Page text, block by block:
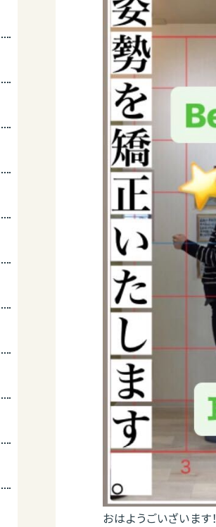
おはようごいざいます！